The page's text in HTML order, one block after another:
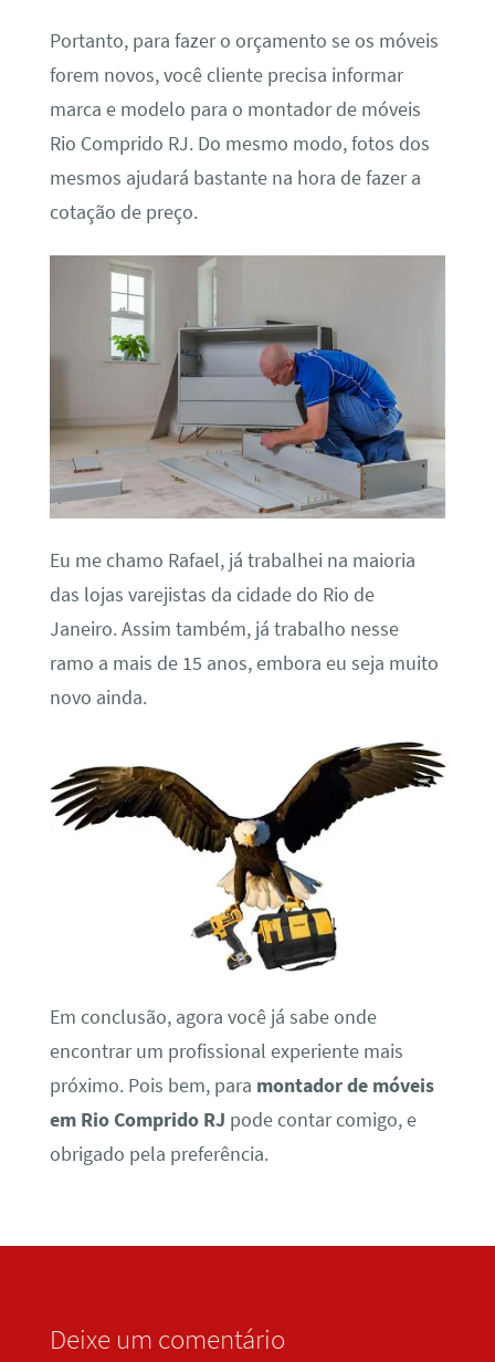
Portanto, para fazer o orçamento se os móveis
forem novos, você cliente precisa informar
marca e modelo para o montador de móveis
Rio Comprido RJ. Do mesmo modo, fotos dos
mesmos ajudará bastante na hora de fazer a
cotação de preço.
Eu me chamo Rafael, já trabalhei na maioria
das lojas varejistas da cidade do Rio de
Janeiro. Assim também, já trabalho nesse
ramo a mais de 15 anos, embora eu seja muito
novo ainda.
Em conclusão, agora você já sabe onde
encontrar um profissional experiente mais
próximo. Pois bem, para montador de móveis
em Rio Comprido RJ pode contar comigo, e
obrigado pela preferência.
Deixe um comentário